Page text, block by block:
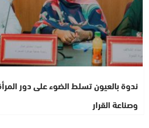
ندوة بالعيون تسلط الضوء على دور
وصناعة القرار